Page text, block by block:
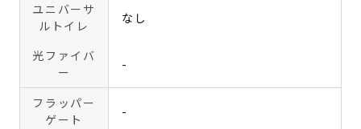
ユニバーサ
ルトイレ
なし
光ファイバ
ー
-
フラッパー
ゲート
-